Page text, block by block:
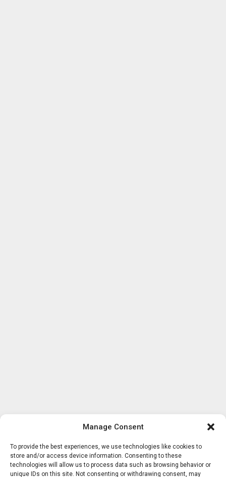
Manage Consent
To provide the best experiences, we use technologies like cookies to
store and/or access device information. Consenting to these
technologies will allow us to process data such as browsing behavior or
unique IDs on this site. Not consenting or withdrawing consent, may